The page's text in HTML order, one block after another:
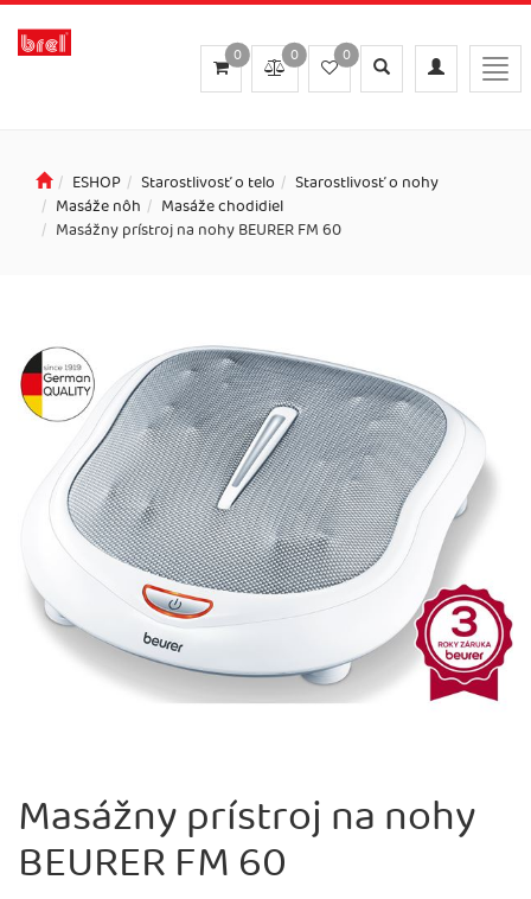
Toggle
navigation
Toggle
search
0
0
0
ESHOP Starostlivosť o telo
Starostlivosť o nohy
Masáže nôh
Masáže chodidiel
Masážny prístroj na nohy BEURER FM 60
Masážny prístroj na nohy
BEURER FM 60